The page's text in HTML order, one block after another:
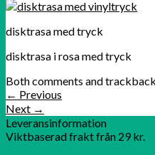
disktrasa med tryck
disktrasa i rosa med tryck
Both comments and
← Previous
Next →
Leveransinformation
Viktbaserad frakt från 29 kr.